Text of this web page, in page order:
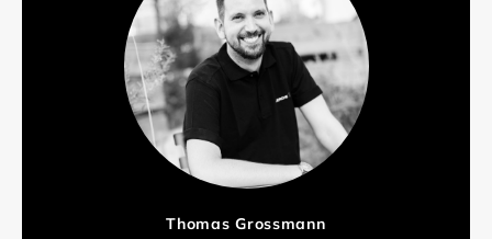
Thomas Grossmann